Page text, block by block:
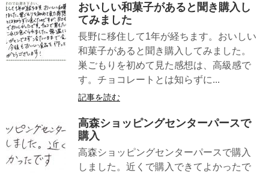
おいしい和菓子があると聞き購入し
てみました
長野に移住して1年が経ちます。おいしい
和菓子があると聞き購入してみました。
巣ごもりを初めて見た感想は、高級感で
す。チョコレートとは知らずに...
記事を読む
高森ショッピングセンターパースで
購入
高森ショッピングセンターパースで購入
しました。近くで購入できてよかったで